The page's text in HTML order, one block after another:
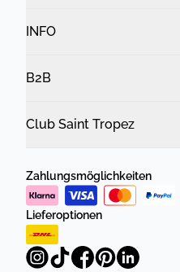
INFO
B2B
Club Saint Tropez
Zahlungsmöglichkeiten
Lieferoptionen